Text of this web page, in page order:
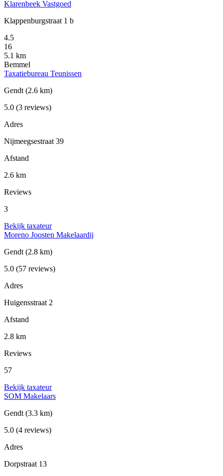
Klarenbeek Vastgoed
Klappenburgstraat 1 b
4.5
16
5.1 km
Bemmel
Taxatiebureau Teunissen
Gendt (2.6 km)
5.0 (3 reviews)
Adres
Nijmeegsestraat 39
Afstand
2.6 km
Reviews
3
Bekijk taxateur
Moreno Joosten Makelaardij
Gendt (2.8 km)
5.0 (57 reviews)
Adres
Huigensstraat 2
Afstand
2.8 km
Reviews
57
Bekijk taxateur
SOM Makelaars
Gendt (3.3 km)
5.0 (4 reviews)
Adres
Dorpstraat 13